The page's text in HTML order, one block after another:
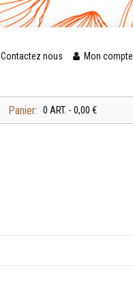
Contactez nous Mon compte
Panier: 0 ART. - 0,00 €